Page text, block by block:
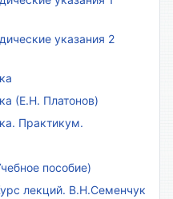
указания 2
(Е.Н. Платонов)
Практикум.
пособие)
лекций. В.Н.Семенчук